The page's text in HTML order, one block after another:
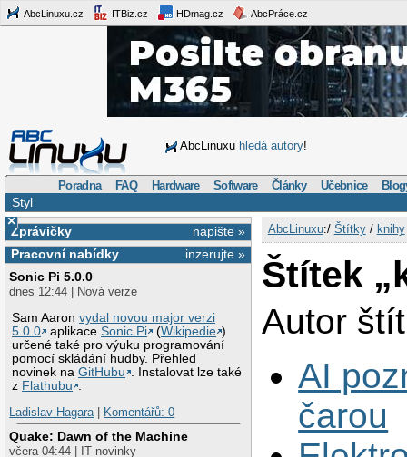
AbcLinuxu.cz ITBiz.cz HDmag.cz AbcPráce.cz
AbcLinuxu hledá autory!
Poradna FAQ Hardware Software Články Učebnice
Styl
×
napište »
Zprávičky
inzerujte »
Pracovní nabídky
Sonic Pi 5.0.0
dnes 12:44 | Nová verze
Sam Aaronvydal novou major verzi
5.0.0
aplikaceSonic Pi (Wikipedie )
určené také pro výuku programování
pomocí skládání hudby. Přehled
novinek naGitHubu
. Instalovat lze také
z Flathubu
Ladislav Hagara| Komentářů: 0
Quake: Dawn of the Machine
včera 04:44 | IT novinky
AbcLinuxu:/ Štítky/ knihy
Štítek
Autor
AI
čarou